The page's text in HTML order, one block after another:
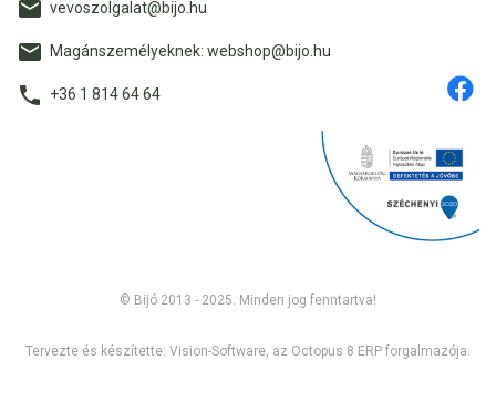
vevoszolgalat@bijo.hu
Magánszemélyeknek: webshop@bijo.hu
+36 1 814 64 64
Tervezte és készítette: Vision-Software, az Octopus 8 ERP forgalmazója
© Bijó 2013 - 2025. Minden jog fenntartva!